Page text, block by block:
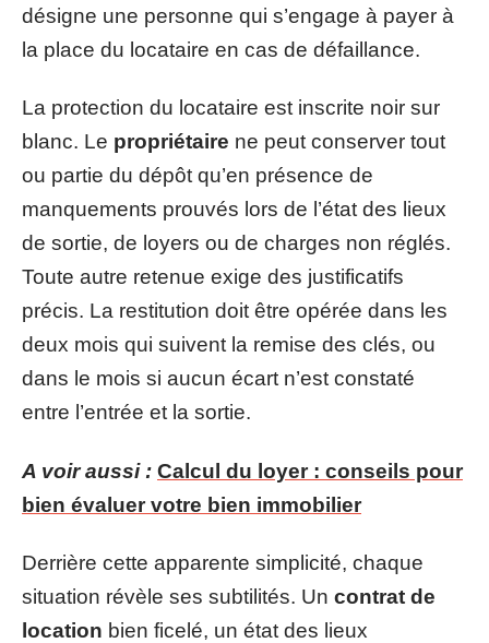
désigne une personne qui s’engage à payer à
la place du locataire en cas de défaillance.
La protection du locataire est inscrite noir sur
blanc. Le propriétaire ne peut conserver tout
ou partie du dépôt qu’en présence de
manquements prouvés lors de l’état des lieux
de sortie, de loyers ou de charges non réglés.
Toute autre retenue exige des justificatifs
précis. La restitution doit être opérée dans les
deux mois qui suivent la remise des clés, ou
dans le mois si aucun écart n’est constaté
entre l’entrée et la sortie.
A voir aussi : Calcul du loyer : conseils pour
bien évaluer votre bien immobilier
Derrière cette apparente simplicité, chaque
situation révèle ses subtilités. Un contrat de
location bien ficelé, un état des lieux